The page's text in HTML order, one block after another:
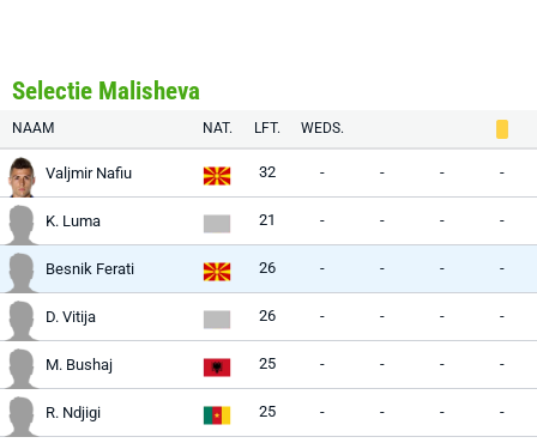
Selectie Malisheva
NAAM NAT. LFT. WEDS.
Valjmir Nafiu 32 - - - -
K. Luma 21 - - - -
Besnik Ferati 26 - - - -
D. Vitija 26 - - - -
M. Bushaj 25 - - - -
R. Ndjigi 25 - - - -